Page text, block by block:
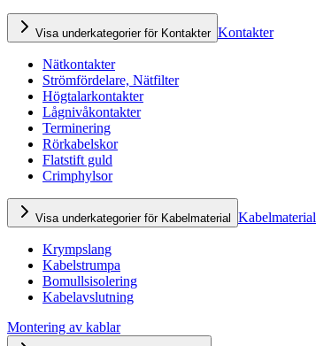
Visa underkategorier för Kontakter Kontakter
Nätkontakter
Strömfördelare, Nätfilter
Högtalarkontakter
Lågnivåkontakter
Terminering
Rörkabelskor
Flatstift guld
Crimphylsor
Visa underkategorier för Kabelmaterial Kabelmaterial
Krympslang
Kabelstrumpa
Bomullsisolering
Kabelavslutning
Montering av kablar